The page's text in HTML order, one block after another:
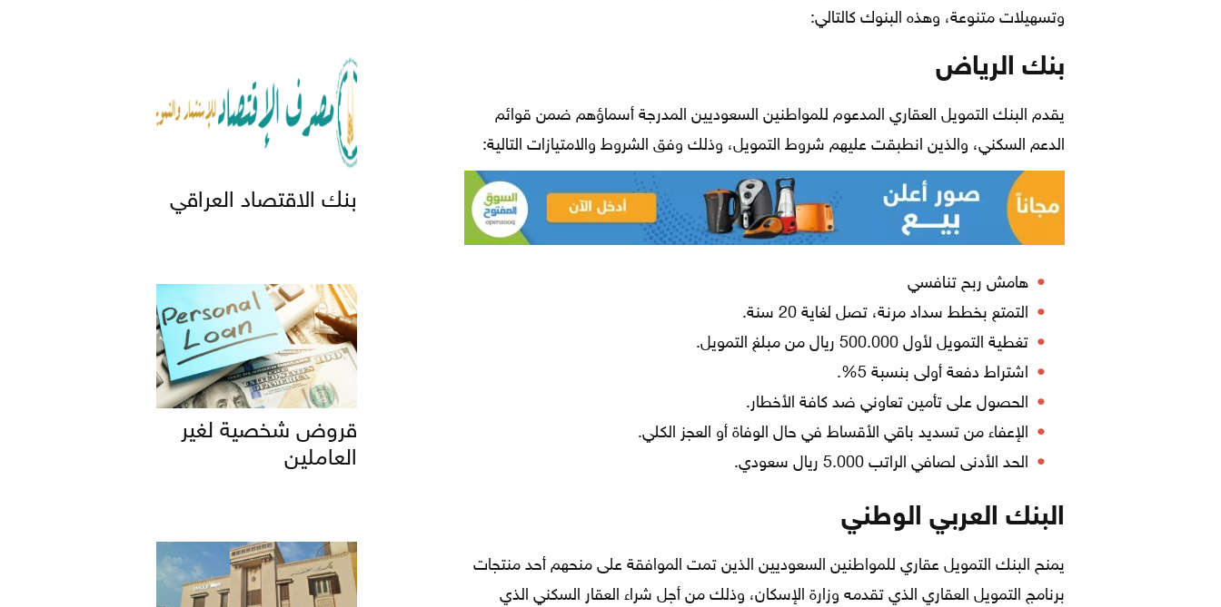
وتسهيلات متنوعة، وهذه البنوك كالتالي:
بنك الرياض
يقدم البنك التمويل العقاري المدعوم للمواطنين السعوديين المدرجة أسماؤهم ضمن قوائم
الدعم السكني، والذين انطبقت عليهم شروط التمويل، وذلك وفق الشروط والامتيازات التالية:
هامش ربح تنافسي
التمتع بخطط سداد مرنة، تصل لغاية 20 سنة.
تغطية التمويل لأول 500.000 ريال من مبلغ التمويل.
اشتراط دفعة أولى بنسبة 5%.
الحصول على تأمين تعاوني ضد كافة الأخطار.
الإعفاء من تسديد باقي الأقساط في حال الوفاة أو العجز الكلي.
الحد الأدنى لصافي الراتب 5.000 ريال سعودي.
البنك العربي الوطني
يمنح البنك التمويل عقاري للمواطنين السعوديين الذين تمت الموافقة على منحهم أحد منتجات
برنامج التمويل العقاري الذي تقدمه وزارة الإسكان، وذلك من أجل شراء العقار السكني الذي
بنك الاقتصاد العراقي
قروض شخصية لغير
العاملين